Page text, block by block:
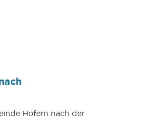
Hofern nach der